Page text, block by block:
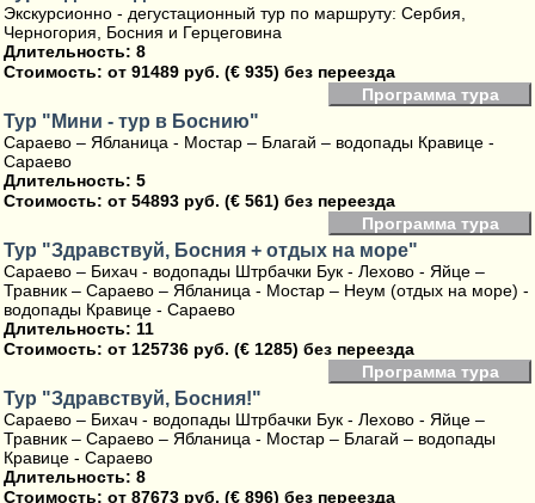
Экскурсионно - дегустационный тур по маршруту: Сербия,
Черногория, Босния и Герцеговина
Длительность: 8
Стоимость: от 91489 руб. (€ 935) без переезда
Программа тура
Тур "Мини - тур в Боснию"
Сараево – Ябланица - Мостар – Благай – водопады Кравице -
Сараево
Длительность: 5
Стоимость: от 54893 руб. (€ 561) без переезда
Программа тура
Тур "Здравствуй, Босния + отдых на море"
Сараево – Бихач - водопады Штрбачки Бук - Лехово - Яйце –
Травник – Сараево – Ябланица - Мостар – Неум (отдых на море) -
водопады Кравице - Сараево
Длительность: 11
Стоимость: от 125736 руб. (€ 1285) без переезда
Программа тура
Тур "Здравствуй, Босния!"
Сараево – Бихач - водопады Штрбачки Бук - Лехово - Яйце –
Травник – Сараево – Ябланица - Мостар – Благай – водопады
Кравице - Сараево
Длительность: 8
Стоимость: от 87673 руб. (€ 896) без переезда